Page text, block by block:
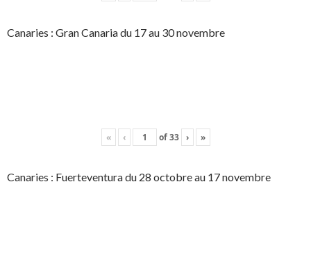
Canaries : Gran Canaria du 17 au 30 novembre
« ‹ of33 › »
Canaries : Fuerteventura du 28 octobre au 17 novembre